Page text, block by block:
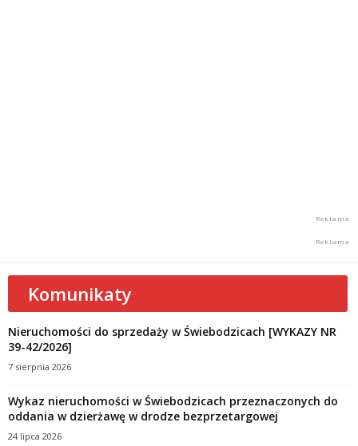
Komunikaty
Nieruchomości do sprzedaży w Świebodzicach [WYKAZY NR
39-42/2026]
7 sierpnia 2026
Wykaz nieruchomości w Świebodzicach przeznaczonych do
oddania w dzierżawę w drodze bezprzetargowej
24 lipca 2026